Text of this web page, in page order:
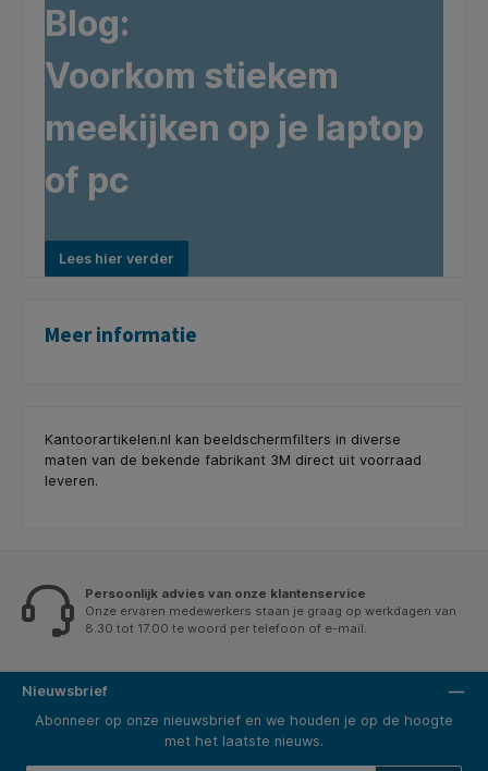
Blog:
Voorkom stiekem
meekijken op je laptop
of pc
Lees hier verder
Meer informatie
Kantoorartikelen.nl kan beeldschermfilters in diverse
maten van de bekende fabrikant 3M direct uit voorraad
leveren.
Persoonlijk advies van onze klantenservice
Onze ervaren medewerkers staan je graag op werkdagen van
8.30 tot 17.00 te woord per telefoon of e-mail.
Nieuwsbrief
Abonneer op onze nieuwsbrief en we houden je op de hoogte
met het laatste nieuws.